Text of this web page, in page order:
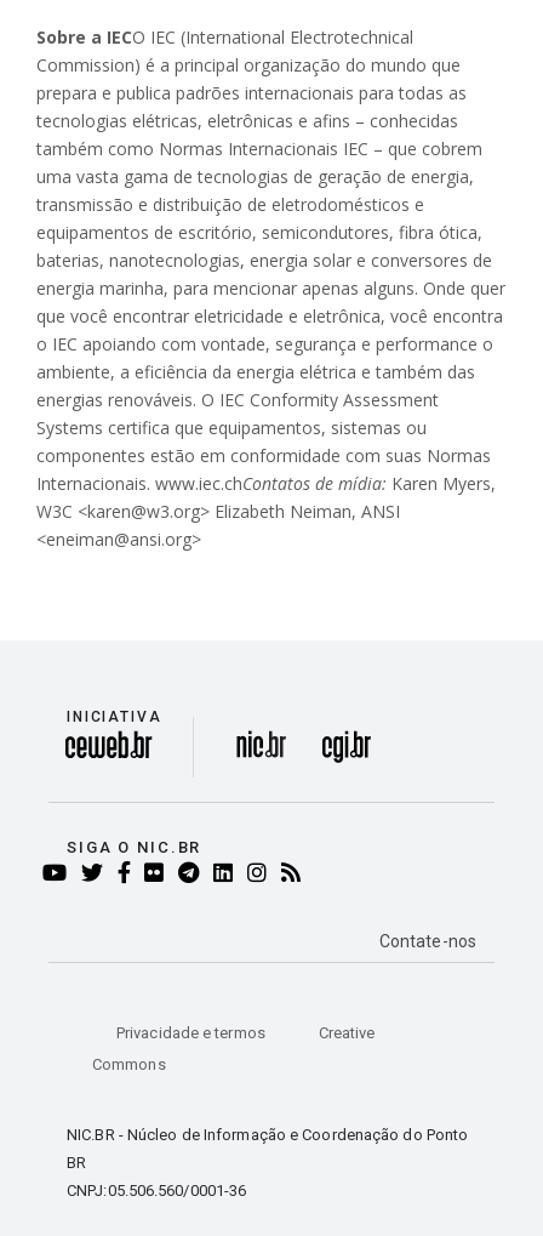
Sobre a IECO IEC (International Electrotechnical
Commission) é a principal organização do mundo que
prepara e publica padrões internacionais para todas as
tecnologias elétricas, eletrônicas e afins – conhecidas
também como Normas Internacionais IEC – que cobrem
uma vasta gama de tecnologias de geração de energia,
transmissão e distribuição de eletrodomésticos e
equipamentos de escritório, semicondutores, fibra ótica,
baterias, nanotecnologias, energia solar e conversores de
energia marinha, para mencionar apenas alguns. Onde quer
que você encontrar eletricidade e eletrônica, você encontra
o IEC apoiando com vontade, segurança e performance o
ambiente, a eficiência da energia elétrica e também das
energias renováveis. O IEC Conformity Assessment
Systems certifica que equipamentos, sistemas ou
componentes estão em conformidade com suas Normas
Internacionais. www.iec.chContatos de mídia: Karen Myers,
W3C <karen@w3.org> Elizabeth Neiman, ANSI
<eneiman@ansi.org>
INICIATIVA
divisão
SIGA O NIC.BR
YOUTUBE
TWITTER
FACEBOOK
FLICKR
TELEGRAM
LINKEDIN
INSTAGRAM
Contate-nos
NIC.BR - Núcleo de Informação e Coordenação do Ponto
BR
CNPJ:05.506.560/0001-36
Privacidade e termos
Creative
Commons